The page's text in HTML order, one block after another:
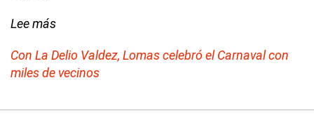
Lee más
Con La Delio Valdez, Lomas celebró el Carnaval con
miles de vecinos